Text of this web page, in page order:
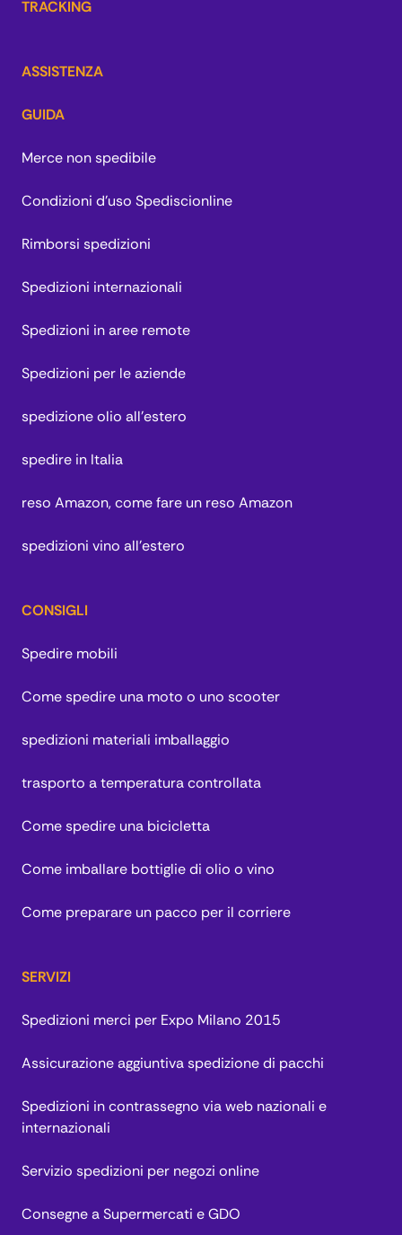
TRACKING
ASSISTENZA
GUIDA
Merce non spedibile
Condizioni d'uso Spediscionline
Rimborsi spedizioni
Spedizioni internazionali
Spedizioni in aree remote
Spedizioni per le aziende
spedizione olio all'estero
spedire in Italia
reso Amazon, come fare un reso Amazon
spedizioni vino all'estero
CONSIGLI
Spedire mobili
Come spedire una moto o uno scooter
spedizioni materiali imballaggio
trasporto a temperatura controllata
Come spedire una bicicletta
Come imballare bottiglie di olio o vino
Come preparare un pacco per il corriere
SERVIZI
Spedizioni merci per Expo Milano 2015
Assicurazione aggiuntiva spedizione di pacchi
Spedizioni in contrassegno via web nazionali e
internazionali
Servizio spedizioni per negozi online
Consegne a Supermercati e GDO